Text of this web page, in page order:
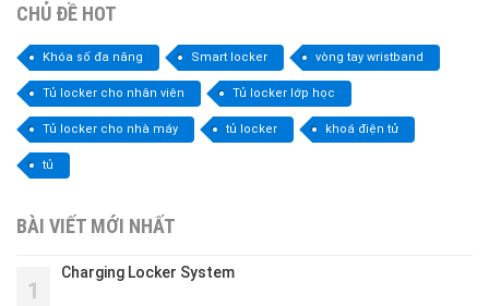
CHỦ ĐỀ HOT
Khóa số đa năng Smart locker vòng tay wristband
Tủ locker cho nhân viên Tủ locker lớp học
Tủ locker cho nhà máy tủ locker khoá điện tử
tủ
BÀI VIẾT MỚI NHẤT
1
Charging Locker System